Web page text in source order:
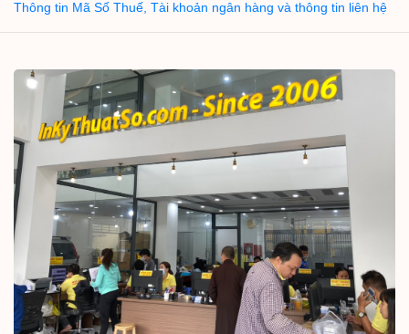
Thông tin Mã Số Thuế, Tài khoản ngân hàng và thông tin liên hệ